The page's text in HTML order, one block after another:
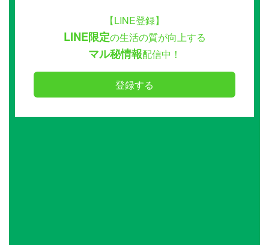
【LINE登録】
LINE限定の生活の質が向上する
マル秘情報配信中！
登録する